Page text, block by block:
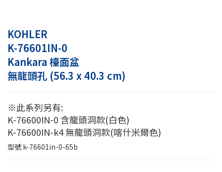
KOHLER
K-76601IN-0
Kankara 檯面盆
無龍頭孔 (56.3 x 40.3 cm)
※此系列另有:
K-76600IN-0 含龍頭洞款(白色)
K-76600IN-k4 無龍頭洞款(喀什米爾色)
型號k-76601in-0-65b